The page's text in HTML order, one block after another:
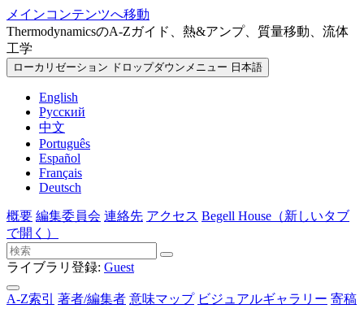
メインコンテンツへ移動
ThermodynamicsのA-Zガイド、熱&アンプ、質量移動、流体
工学
ローカリゼーション ドロップダウンメニュー 日本語
English
Русский
中文
Português
Español
Français
Deutsch
概要 編集委員会 連絡先 アクセス Begell House （新しいタブ
で開く）
ライブラリ登録: Guest
A-Z索引 著者/編集者 意味マップ ビジュアルギャラリー 寄稿